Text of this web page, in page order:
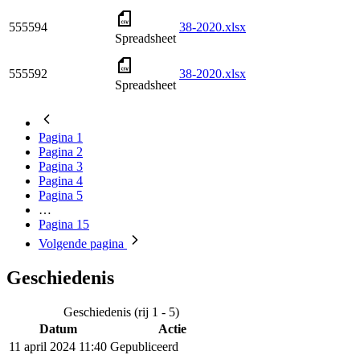
555594
Spreadsheet
38-2020.xlsx
555592
Spreadsheet
38-2020.xlsx
Pagina 1
Pagina 2
Pagina 3
Pagina 4
Pagina 5
…
Pagina 15
Volgende pagina
Geschiedenis
Geschiedenis (rij 1 - 5)
Datum
Actie
11 april 2024 11:40 Gepubliceerd